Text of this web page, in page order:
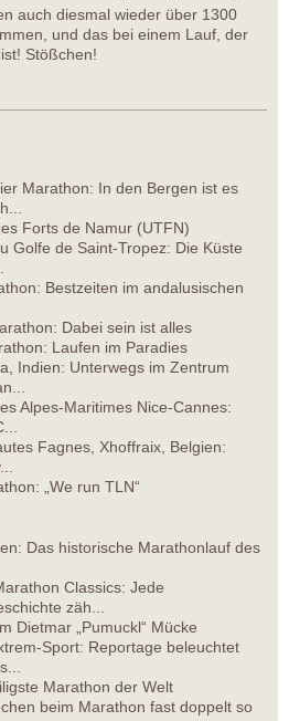
auch diesmal wieder über 1300
und das bei einem Lauf, der
Stößchen!
Marathon: In den Bergen ist es
Forts de Namur (UTFN)
Golfe de Saint-Tropez: Die Küste
Bestzeiten im andalusischen
Dabei sein ist alles
Laufen im Paradies
Indien: Unterwegs im Zentrum
Alpes-Maritimes Nice-Cannes:
Fagnes, Xhoffraix, Belgien:
„We run TLN“
Das historische Marathonlauf des
Classics: Jede
zäh...
Dietmar „Pumuckl“ Mücke
Sport: Reportage beleuchtet
Marathon der Welt
beim Marathon fast doppelt so